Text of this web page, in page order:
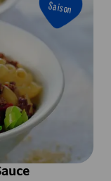
Saison